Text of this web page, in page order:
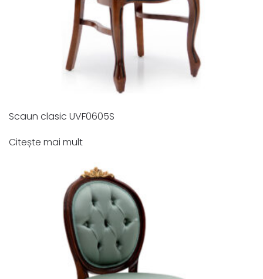
Scaun clasic UVF0605S
Citește mai mult